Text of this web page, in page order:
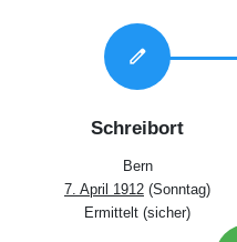
edit
Schreibort
Bern
7. April 1912 (Sonntag)
Ermittelt (sicher)